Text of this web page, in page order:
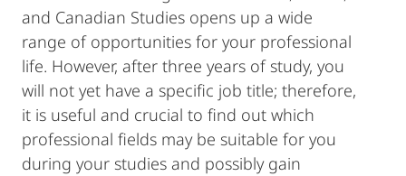
and Canadian Studies opens up a wide
range of opportunities for your professional
life. However, after three years of study, you
will not yet have a specific job title; therefore,
it is useful and crucial to find out which
professional fields may be suitable for you
during your studies and possibly gain